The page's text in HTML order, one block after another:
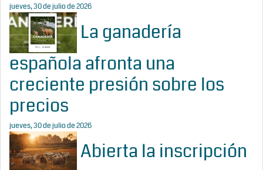
jueves, 30 de julio de 2026
La ganadería
española afronta una
creciente presión sobre los
precios
jueves, 30 de julio de 2026
Abierta la inscripción